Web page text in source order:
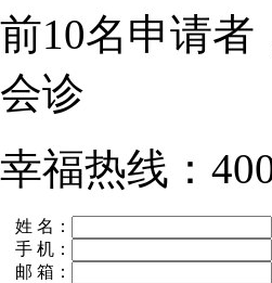
前10名申请者
会诊
幸福热线：
姓 名：
手 机：
邮 箱：